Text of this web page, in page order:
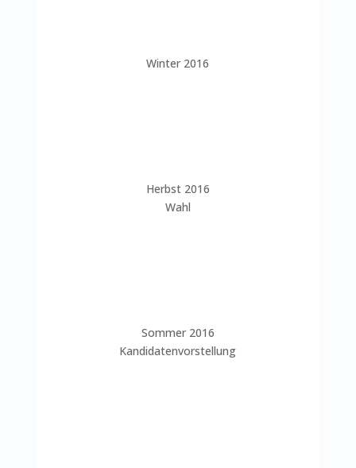
Winter 2016
Herbst 2016
Wahl
Sommer 2016
Kandidatenvorstellung